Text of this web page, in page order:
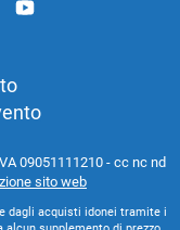
09051111210 - cc nc nd
sito web
dagli acquisti idonei tramite i